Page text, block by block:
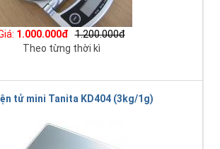
1.000.000đ 1.200.000đ
Theo từng thời kì
tử mini Tanita KD404 (3kg/1g)